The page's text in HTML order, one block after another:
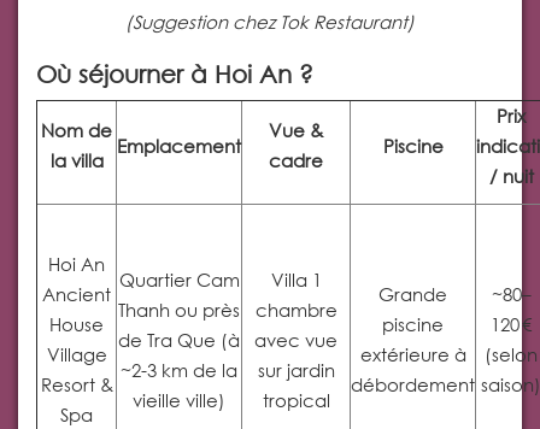
(Suggestion chez Tok Restaurant)
Où séjourner à Hoi An ?
Nom de
la villa
Emplacement
Vue &
cadre
Piscine
Prix
/ nuit
Hoi An
Ancient
House
Village
Resort &
Spa
Quartier Cam
Thanh ou près
de Tra Que (à
~2-3 km de la
vieille ville)
Villa 1
chambre
avec vue
sur jardin
tropical
Grande
piscine
extérieure à
débordement
~80–
120 €
(selon
saison)